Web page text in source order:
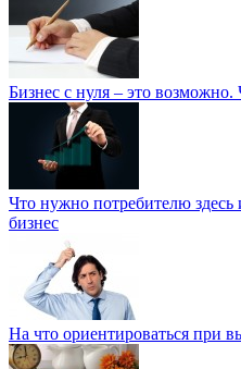
Бизнес с нуля – это возможно.
Что нужно потребителю
бизнес
На что ориентироваться при